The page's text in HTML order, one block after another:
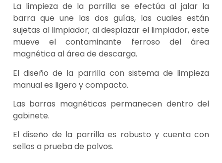
La limpieza de la parrilla se efectúa al jalar la
barra que une las dos guías, las cuales están
sujetas al limpiador; al desplazar el limpiador, este
mueve el contaminante ferroso del área
magnética al área de descarga.
El diseño de la parrilla con sistema de limpieza
manual es ligero y compacto.
Las barras magnéticas permanecen dentro del
gabinete.
El diseño de la parrilla es robusto y cuenta con
sellos a prueba de polvos.